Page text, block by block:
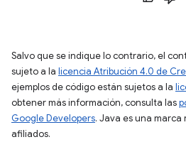
Salvo que se indique lo contrario, el
sujeto a la licencia Atribución 4.0 de
ejemplos de código están sujetos a la
obtener más información, consulta las
Google Developers. Java es una
afiliados.